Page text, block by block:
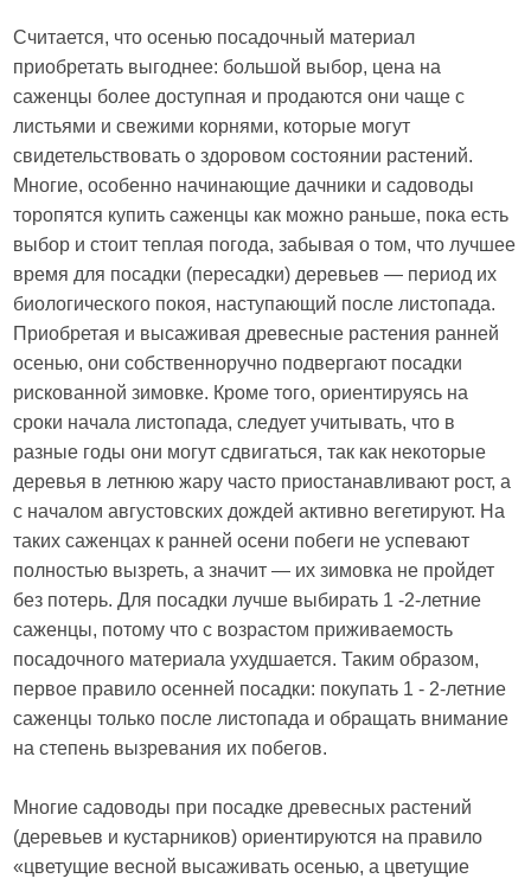
Считается, что осенью посадочный материал
приобретать выгоднее: большой выбор, цена на
саженцы более доступная и продаются они чаще с
листьями и свежими корнями, которые могут
свидетельствовать о здоровом состоянии растений.
Многие, особенно начинающие дачники и садоводы
торопятся купить саженцы как можно раньше, пока есть
выбор и стоит теплая погода, забывая о том, что лучшее
время для посадки (пересадки) деревьев — период их
биологического покоя, наступающий после листопада.
Приобретая и высаживая древесные растения ранней
осенью, они собственноручно подвергают посадки
рискованной зимовке. Кроме того, ориентируясь на
сроки начала листопада, следует учитывать, что в
разные годы они могут сдвигаться, так как некоторые
деревья в летнюю жару часто приостанавливают рост, а
с началом августовских дождей активно вегетируют. На
таких саженцах к ранней осени побеги не успевают
полностью вызреть, а значит — их зимовка не пройдет
без потерь. Для посадки лучше выбирать 1 -2-летние
саженцы, потому что с возрастом приживаемость
посадочного материала ухудшается. Таким образом,
первое правило осенней посадки: покупать 1 - 2-летние
саженцы только после листопада и обращать внимание
на степень вызревания их побегов.
Многие садоводы при посадке древесных растений
(деревьев и кустарников) ориентируются на правило
«цветущие весной высаживать осенью, а цветущие